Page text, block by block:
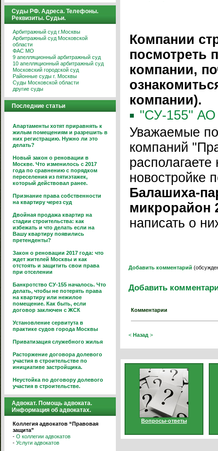
Суды РФ. Адреса. Телефоны.
Реквизиты. Судьи.
Арбитражный суд г.Москвы
Арбитражный суд Московской
области
ФАС МО
9 апелляционный арбитражный суд
10 апелляционный арбитражный суд
Московский городской суд
Районные суды г. Москвы
Суды Московской области
другие суды
Последние статьи
Апартаменты хотят приравнять к
жилым помещениям и разрешить в
них регистрацию. Нужно ли это
делать?
Новый закон о реновации в
Москве. Что изменилось с 2017
года по сравнению с порядком
переселения из пятиэтажек,
который действовал ранее.
Признание права собственности
на квартиру через суд
Двойная продажа квартир на
стадии строительства: как
избежать и что делать если на
Вашу квартиру появились
претенденты?
Закон о реновации 2017 года: что
ждет жителей Москвы и как
отстоять и защитить свои права
при отселении
Банкротство СУ-155 началось. Что
делать, чтобы не потерять права
на квартиру или нежилое
помещение. Как быть, если
договор заключен с ЖСК
Установление сервитута в
практике судов города Москвы
Приватизация служебного жилья
Расторжение договора долевого
участия в строительстве по
инициативе застройщика.
Неустойка по договору долевого
участия в строительстве.
Адвокат. Помощь адвоката.
Информация об адвокатах.
Коллегия адвокатов “Правовая
защита”
- О коллегии адвокатов
- Услуги адвокатов
Компании
посмотреть
компании,
компании).
''СУ-155'' АО
Уважаемые
компаний
новостройке
Балашиха-
микрорайон
написать о
Добавить комментарий
Добавить
Комментарии
< Назад >
Вопросы-ответы